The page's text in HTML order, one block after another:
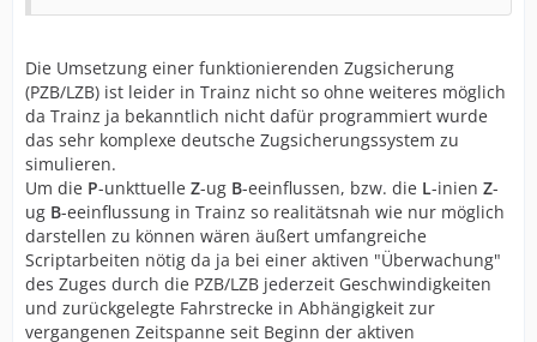
Die Umsetzung einer funktionierenden Zugsicherung
(PZB/LZB) ist leider in Trainz nicht so ohne weiteres möglich
da Trainz ja bekanntlich nicht dafür programmiert wurde
das sehr komplexe deutsche Zugsicherungssystem zu
simulieren.
Um die P-unkttuelle Z-ug B-eeinflussen, bzw. die L-inien Z-
ug B-eeinflussung in Trainz so realitätsnah wie nur möglich
darstellen zu können wären äußert umfangreiche
Scriptarbeiten nötig da ja bei einer aktiven "Überwachung"
des Zuges durch die PZB/LZB jederzeit Geschwindigkeiten
und zurückgelegte Fahrstrecke in Abhängigkeit zur
vergangenen Zeitspanne seit Beginn der aktiven